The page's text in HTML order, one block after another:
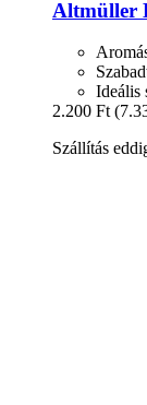
Altmüller
Ideális
2.200 Ft
Szállítás